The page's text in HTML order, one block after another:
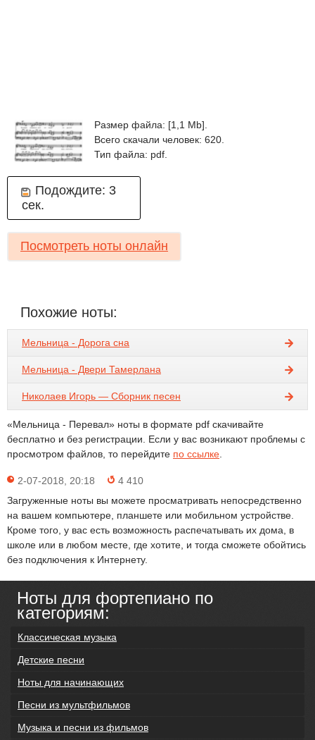
Размер файла: [1,1 Mb].
Всего скачали человек: 620.
Тип файла: pdf.
Подождите: 3
сек.
Посмотреть ноты онлайн
Похожие ноты:
Мельница - Дорога сна
Мельница - Двери Тамерлана
Николаев Игорь — Сборник песен
«Мельница - Перевал» ноты в формате pdf скачивайте
бесплатно и без регистрации. Если у вас возникают проблемы с
просмотром файлов, то перейдите по ссылке
2-07-2018, 20:18
4 410
Загруженные ноты вы можете просматривать непосредственно
на вашем компьютере, планшете или мобильном устройстве.
Кроме того, у вас есть возможность распечатывать их дома, в
школе или в любом месте, где хотите, и тогда сможете обойтись
без подключения к Интернету.
Ноты для фортепиано по
категориям:
Классическая музыка
Детские песни
Ноты для начинающих
Песни из мультфильмов
Музыка и песни из фильмов